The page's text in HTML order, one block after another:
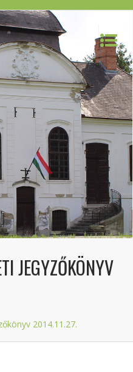
JEGYZŐKÖNYV
2014.11.27.